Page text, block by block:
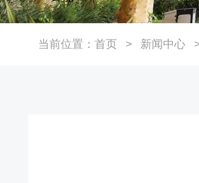
当前位置： 首页 > 新闻中心